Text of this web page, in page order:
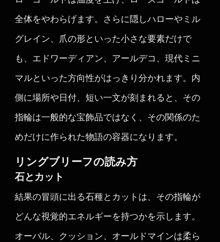
全体をやわらげます。さらに隠しハローやミル
グレイン、爪の形といった小さな要素だけで
も、エドワーディアン、アールデコ、現代ミニ
マルといった方向性がはっきり分かれます。内
側に場所や日付、短い一文が刻まれると、その
指輪は一般的な宝飾品ではなく、その関係のた
めだけに作られた物語の容器になります。
リングブリーフの読み方
石とカット
結果の冒頭に出る石種とカットは、その指輪が
どんな視覚的エネルギーを持つかを示します。
オーバル、クッション、オールドマインは柔ら